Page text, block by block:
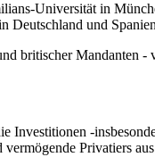
Universität in
Deutschland und
britischer Mandanten -
Investitionen -
Privatiers